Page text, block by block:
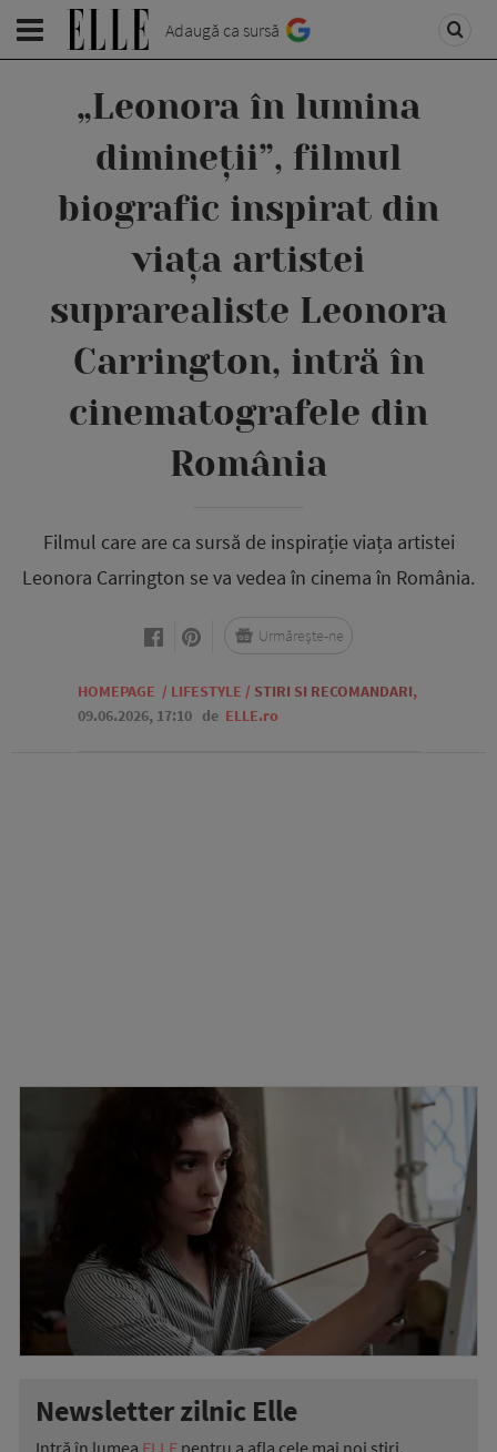
Adaugă ca sursă
„Leonora în lumina
dimineții”, filmul
biografic inspirat din
viața artistei
suprarealiste Leonora
Carrington, intră în
cinematografele din
România
Filmul care are ca sursă de inspirație viața artistei
Leonora Carrington se va vedea în cinema în România.
HOMEPAGE / LIFESTYLE / STIRI SI RECOMANDARI,
09.06.2026, 17:10 de ELLE.ro
Urmărește-ne
Newsletter zilnic Elle